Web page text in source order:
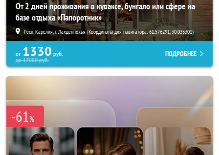
От 2 дней проживания в куваксе, бунгало или сфере на
базе отдыха «Папоротник»
Респ. Карелия, г. Лахденпохья (Координаты для навигатора: 61.576291, 30.033301)
от 1330 руб.
до17880руб.
ПОДРОБНЕЕ
-61%